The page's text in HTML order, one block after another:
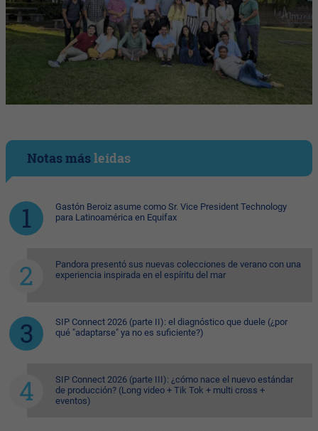
Notas másleídas
Gastón Beroiz asume como Sr. Vice President Technology
para Latinoamérica en Equifax
Pandora presentó sus nuevas colecciones de verano con una
experiencia inspirada en el espíritu del mar
SIP Connect 2026 (parte II): el diagnóstico que duele (¿por
qué "adaptarse" ya no es suficiente?)
SIP Connect 2026 (parte III): ¿cómo nace el nuevo estándar
de producción? (Long video + Tik Tok + multi cross +
eventos)